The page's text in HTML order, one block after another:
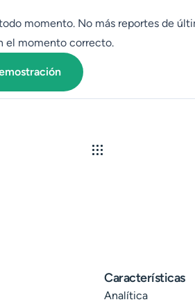
momento. No más reportes de
el momento correcto.
Características
Analítica